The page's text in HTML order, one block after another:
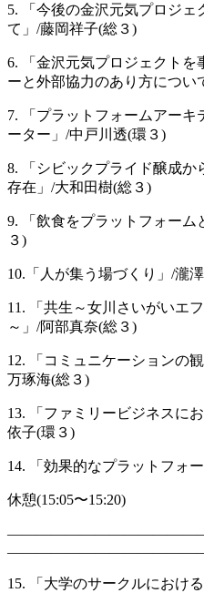
5. 「今後の金沢元気プロジ
て」/藤岡祥子(総３)
6. 「金沢元気プロジェクトを
ーと外部協力のあり方につい
7. 「プラットフォームアー
ーター」/中戸川透(環３)
8. 「シビックプライド醸成
存在」/大和田樹(総３)
9. 「飲食をプラットフォーム
３)
10.「人が集う場づくり」/瀧
11. 「共生～女川さいがいエ
～」/阿部真奈(総３)
12. 「コミュニケーションの
万琢海(総３)
13. 「ファミリービジネスに
依子(環３)
14. 「効果的なプラットフォ
休憩(15:05〜15:20)
——————————————
15. 「大学のサークルにおけ